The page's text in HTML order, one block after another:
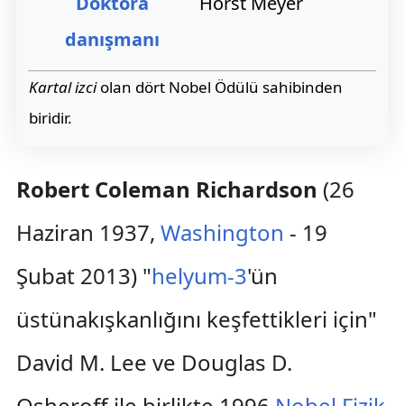
danışmanı
Kartal izciolan dört Nobel Ödülü sahibinden
biridir.
Robert Coleman Richardson (26
Haziran 1937, Washington - 19
Şubat 2013) "helyum-3'ün
üstünakışkanlığını keşfettikleri için"
David M. Lee ve Douglas D.